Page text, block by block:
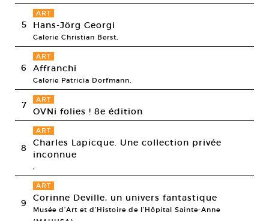
5
ART
Hans-Jörg Georgi
Galerie Christian Berst,
6
ART
Affranchi
Galerie Patricia Dorfmann,
7 ART
OVNi folies ! 8e édition
8
ART
Charles Lapicque. Une collection privée
inconnue
,
9
ART
Corinne Deville, un univers fantastique
Musée d’Art et d’Histoire de l’Hôpital Sainte-Anne